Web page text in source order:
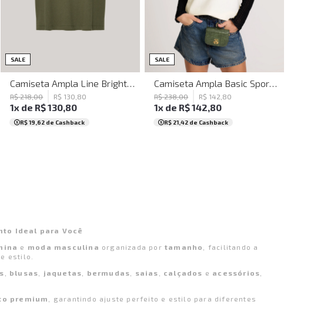
SALE
R$ 218,00 R$ 130 80
1x de R$130,80
R$ 19,62 de Cashback
SALE M G GG
R$ 238,00 R$ 142 80
1x de R$142,80
R$ 21,42 de Cashback
Ideal para Você
e moda masculina organizada por tamanho
, facilitando a
estilo.
blusas jaquetas bermudas saias calçados e acessórios
premium
, garantindo ajuste perfeito e estilo para diferentes